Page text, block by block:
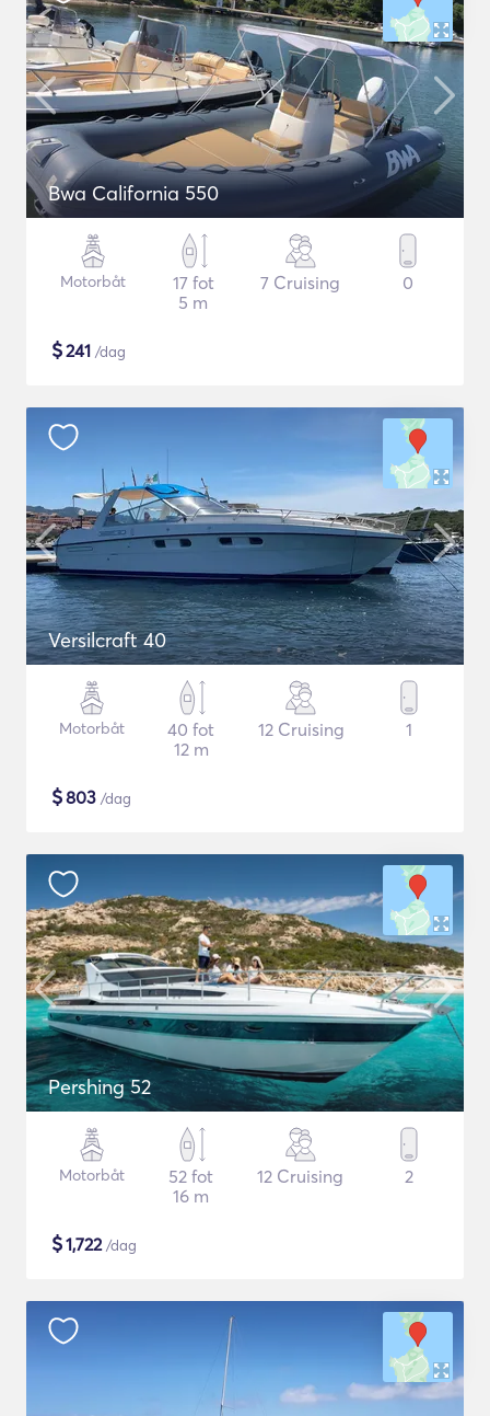
Bwa California 550
Motorbåt
17 fot
5 m
7 Cruising 0
$241 /dag
Versilcraft 40
Motorbåt
40 fot
12 m
12 Cruising 1
$803 /dag
Pershing 52
Motorbåt
52 fot
16 m
12 Cruising 2
$1,722/dag